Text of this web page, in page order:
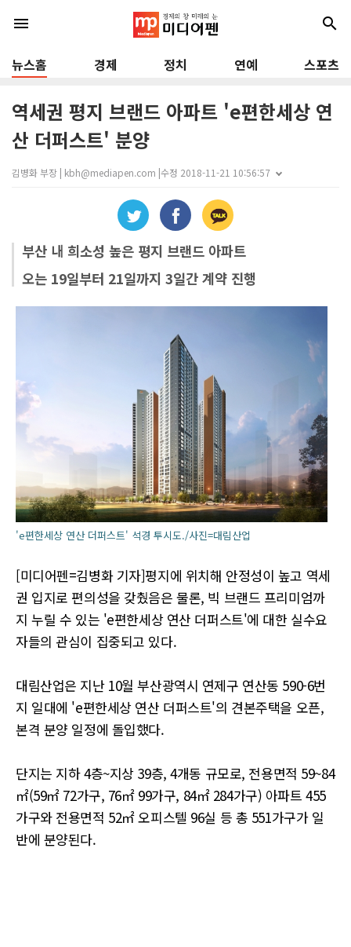
menu search
뉴스홈 경제 정치 연예 스포츠
역세권 평지 브랜드 아파트 'e편한세상 연
산 더퍼스트' 분양
김병화 부장 | kbh@mediapen.com |수정 2018-11-21 10:56:57
부산 내 희소성 높은 평지 브랜드 아파트
오는 19일부터 21일까지 3일간 계약 진행
'e편한세상 연산 더퍼스트' 석경 투시도./사진=대림산업
[미디어펜=김병화 기자]평지에 위치해 안정성이 높고 역세
권 입지로 편의성을 갖췄음은 물론, 빅 브랜드 프리미엄까
지 누릴 수 있는 'e편한세상 연산 더퍼스트'에 대한 실수요
자들의 관심이 집중되고 있다.
대림산업은 지난 10월 부산광역시 연제구 연산동 590-6번
지 일대에 'e편한세상 연산 더퍼스트'의 견본주택을 오픈,
본격 분양 일정에 돌입했다.
단지는 지하 4층~지상 39층, 4개동 규모로, 전용면적 59~84
㎡(59㎡ 72가구, 76㎡ 99가구, 84㎡ 284가구) 아파트 455
가구와 전용면적 52㎡ 오피스텔 96실 등 총 551가구가 일
반에 분양된다.